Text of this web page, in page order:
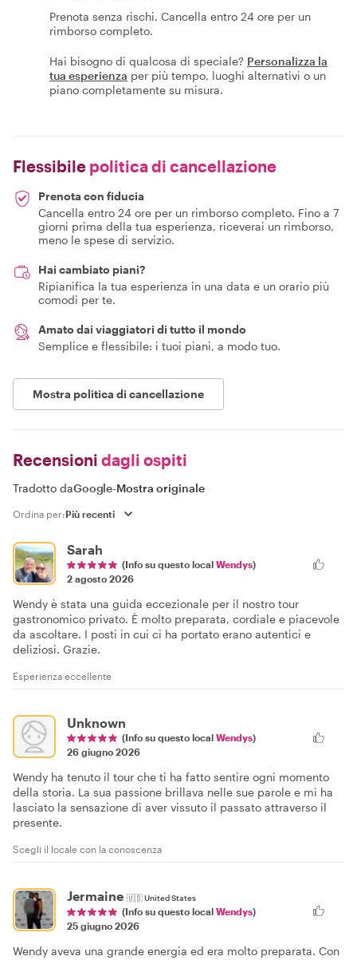
Prenota senza rischi. Cancella entro 24 ore per un
rimborso completo.
Hai bisogno di qualcosa di speciale? Personalizza la
tua esperienza per più tempo, luoghi alternativi o un
piano completamente su misura.
Flessibile politica di cancellazione
Prenota con fiducia
Cancella entro 24 ore per un rimborso completo. Fino a 7
giorni prima della tua esperienza, riceverai un rimborso,
meno le spese di servizio.
Hai cambiato piani?
Ripianifica la tua esperienza in una data e un orario più
comodi per te.
Amato dai viaggiatori di tutto il mondo
Semplice e flessibile: i tuoi piani, a modo tuo.
Mostra politica di cancellazione
Recensioni dagli ospiti
Tradotto daGoogle-Mostra originale
Ordina per:
Sarah
(Info su questo local Wendys)
2 agosto 2026
Wendy è stata una guida eccezionale per il nostro tour
gastronomico privato. È molto preparata, cordiale e piacevole
da ascoltare. I posti in cui ci ha portato erano autentici e
deliziosi. Grazie.
Esperienza eccellente
Unknown
(Info su questo local Wendys)
26 giugno 2026
Wendy ha tenuto il tour che ti ha fatto sentire ogni momento
della storia. La sua passione brillava nelle sue parole e mi ha
lasciato la sensazione di aver vissuto il passato attraverso il
presente.
Scegli il locale con la conoscenza
Jermaine 🇺🇸United States
(Info su questo local Wendys)
25 giugno 2026
Wendy aveva una grande energia ed era molto preparata. Con